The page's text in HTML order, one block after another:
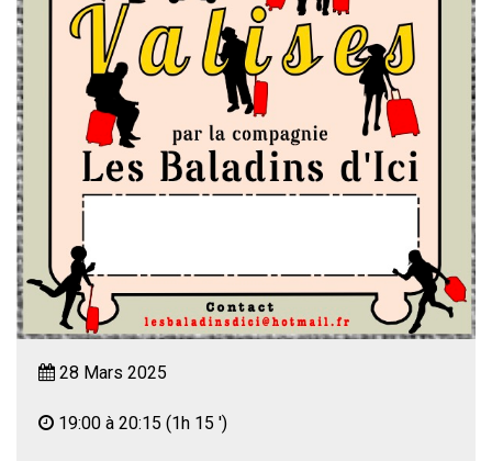
28 Mars 2025
19:00 à 20:15 (1h 15 ')